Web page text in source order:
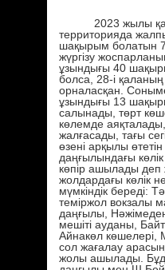
2023 жылы қала
территорияда
шақырым болатын
жүргізу
ұзындығы 40
болса, 28-і
орналасқан.
ұзындығы 13
салынады, төрт
көлемде
жалғасады, тағы
өзені арқылы өтетін
даңғылындағы
көпір ашылады
жолдардағы көлік
мүмкіндік береді:
теміржол вокзалы
даңғылы,
мешіті ауданы,
Айнакөл
сол жағалау
жолы ашылады.